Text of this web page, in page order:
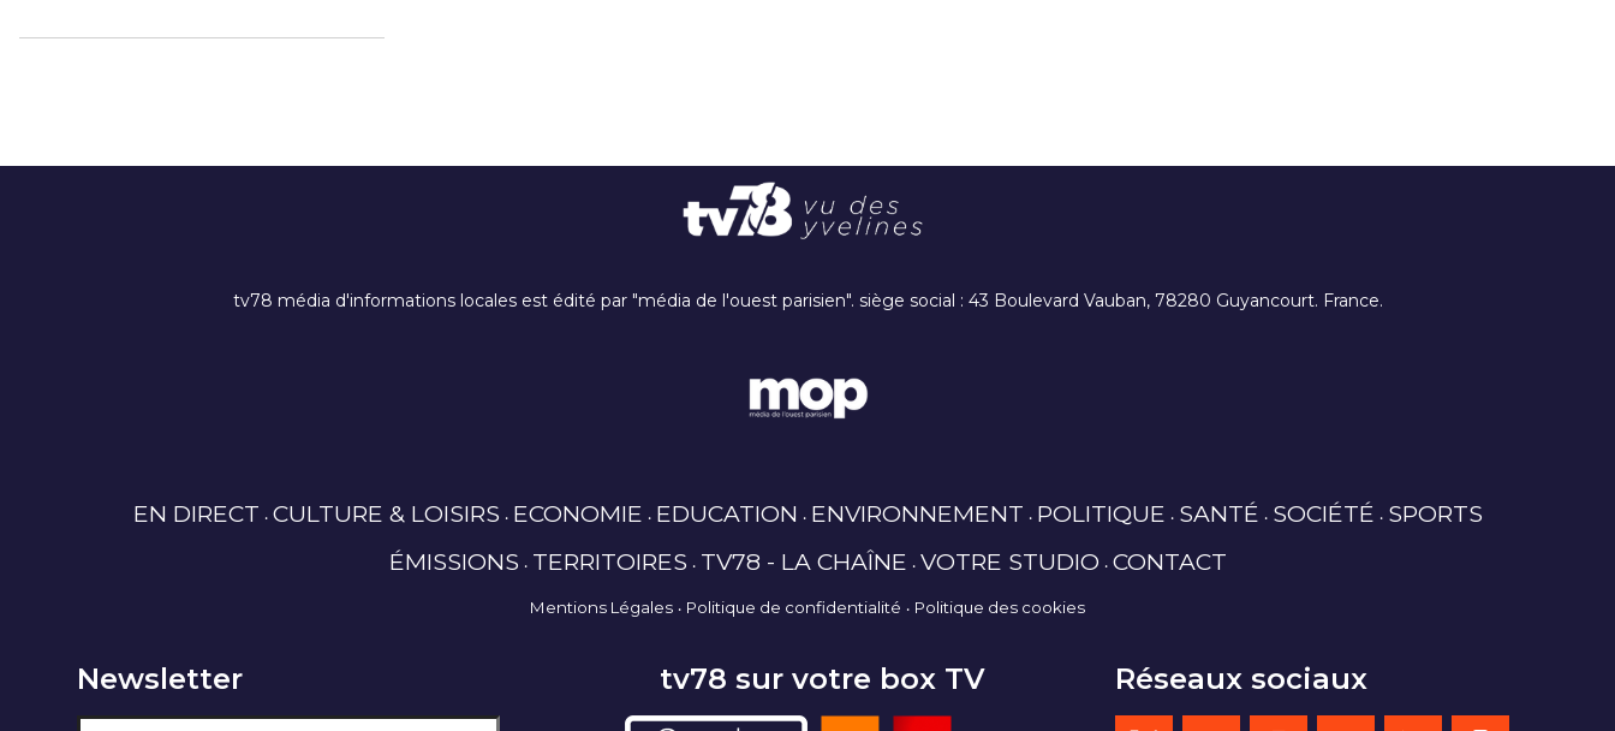
tv78 média d'informations locales est édité par "média de l'ouest parisien". siège social : 43 Boulevard Vauban, 78280 Guyancourt. France.
EN DIRECT CULTURE & LOISIRS ECONOMIE EDUCATION ENVIRONNEMENT POLITIQUE SANTÉ SOCIÉTÉ SPORTS
ÉMISSIONS TERRITOIRES TV78 - LA CHAÎNE VOTRE STUDIO CONTACT
Mentions Légales Politique de confidentialité Politique des cookies
Newsletter tv78 sur votre box TV Réseaux sociaux